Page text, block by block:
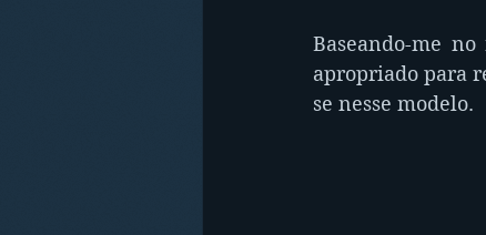
Baseando-me
apropriado para
se nesse modelo.